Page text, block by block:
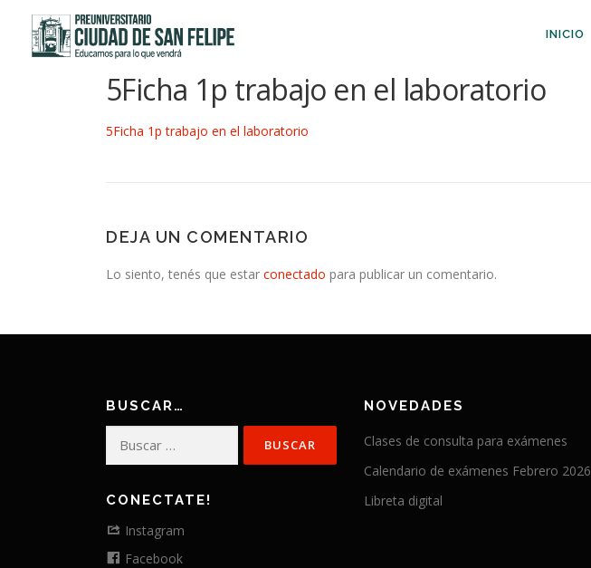
contenido
INICIO
5Ficha 1p trabajo en el laboratorio
5Ficha 1p trabajo en el laboratorio
DEJA UN COMENTARIO
Lo siento, tenés que estar conectado para publicar un comentario.
BUSCAR…
CONECTATE!
Instagram
Facebook
NOVEDADES
Clases de consulta para exámenes
Calendario de exámenes Febrero 2026
Libreta digital